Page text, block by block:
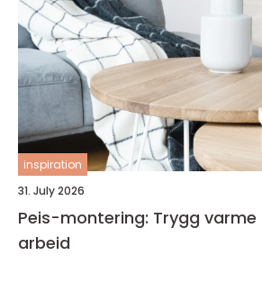
inspiration
31. July 2026
Peis-montering: Trygg
arbeid